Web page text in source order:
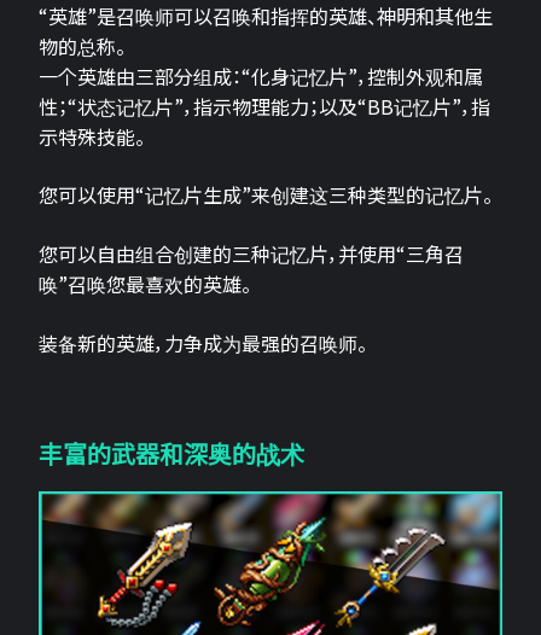
“英雄”是召唤师可以召唤和指挥的英雄、神明和其他生
物的总称。
一个英雄由三部分组成：“化身记忆片”，控制外观和属
性；“状态记忆片”，指示物理能力；以及“BB记忆片”，指
示特殊技能。
您可以使用“记忆片生成”来创建这三种类型的记忆片。
您可以自由组合创建的三种记忆片，并使用“三角召
唤”召唤您最喜欢的英雄。
装备新的英雄，力争成为最强的召唤师。
丰富的武器和深奥的战术